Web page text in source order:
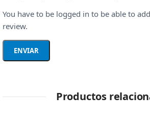
You have to be logged in to be able to
review.
Productos